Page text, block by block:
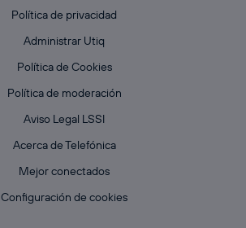
Política de privacidad
Administrar Utiq
Política de Cookies
Política de moderación
Aviso Legal LSSI
Acerca de Telefónica
Mejor conectados
Configuración de cookies